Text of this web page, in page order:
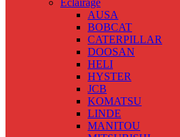
Eclairage
AUSA
BOBCAT
CATERPILLAR
DOOSAN
HELI
HYSTER
JCB
KOMATSU
LINDE
MANITOU